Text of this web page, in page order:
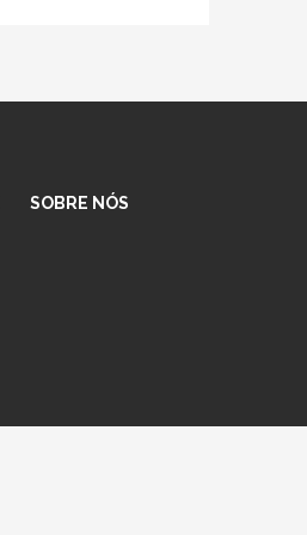
SOBRE NÓS